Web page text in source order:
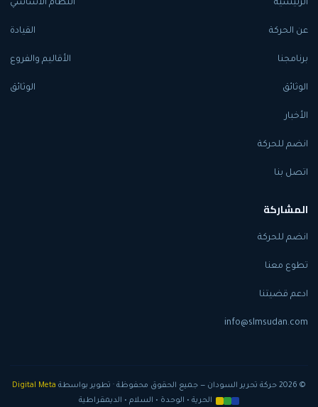
الرئيسية
عن الحركة
برنامجنا
الوثائق
الأخبار
انضم للحركة
اتصل بنا
النظام الأساسي
القيادة
الأقاليم والفروع
الوثائق
المشاركة
انضم للحركة
تطوع معنا
ادعم قضيتنا
info@slmsudan.com
© 2026 حركة تحرير السودان — جميع الحقوق محفوظة · تطوير بواسطة
Digital Meta
الحرية • الوحدة • السلام • الديمقراطية